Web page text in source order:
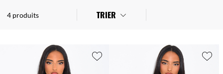
4 produits TRIER